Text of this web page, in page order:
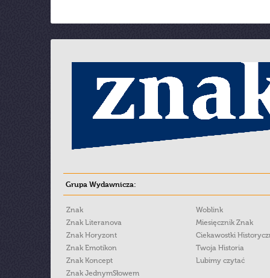
Grupa Wydawnicza:
Znak
Znak Literanova
Znak Horyzont
Znak Emotikon
Znak Koncept
Znak JednymSłowem
Woblink
Miesięcznik Znak
Ciekawostki
Twoja Historia
Lubimy czytać